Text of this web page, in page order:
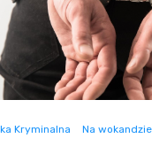
Kryminalna Na